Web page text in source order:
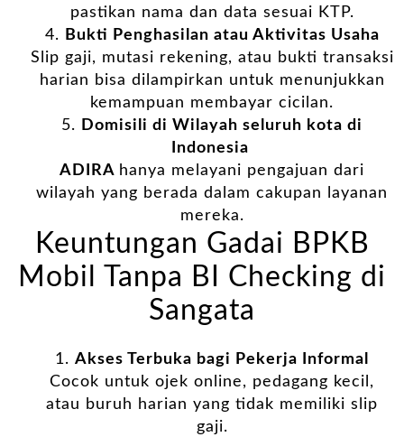
pastikan nama dan data sesuai KTP.
Bukti Penghasilan atau Aktivitas Usaha
Slip gaji, mutasi rekening, atau bukti transaksi
harian bisa dilampirkan untuk menunjukkan
kemampuan membayar cicilan.
Domisili di Wilayah seluruh kota di
Indonesia
ADIRA hanya melayani pengajuan dari
wilayah yang berada dalam cakupan layanan
mereka.
Keuntungan Gadai BPKB
Mobil Tanpa BI Checking di
Sangata
Akses Terbuka bagi Pekerja Informal
Cocok untuk ojek online, pedagang kecil,
atau buruh harian yang tidak memiliki slip
gaji.